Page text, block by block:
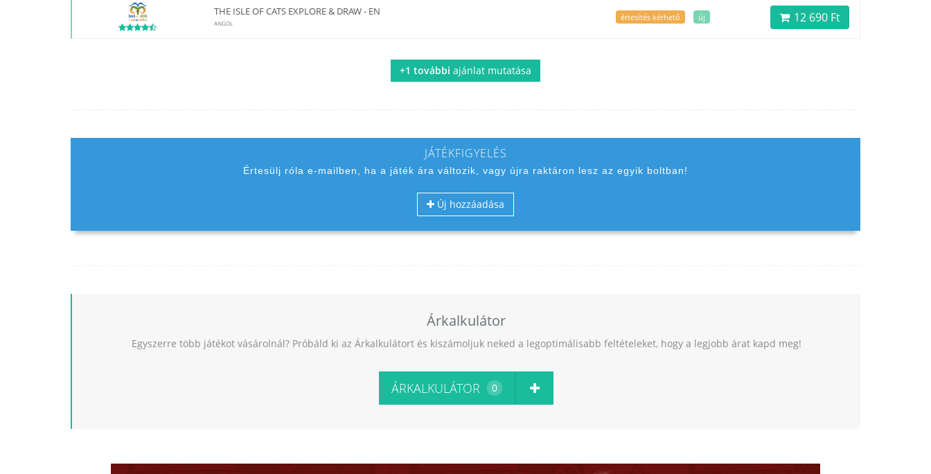
THE ISLE OF CATS EXPLORE & DRAW - EN
ANGOL
értesítés kérhető új 12 690 Ft
+1 további ajánlat mutatása
JÁTÉKFIGYELÉS
Értesülj róla e-mailben, ha a játék ára változik, vagy újra raktáron lesz az egyik boltban!
Új hozzáadása
Árkalkulátor
Egyszerre több játékot vásárolnál? Próbáld ki az Árkalkulátort és kiszámoljuk neked a legoptimálisabb feltételeket, hogy a legjobb árat kapd meg!
ÁRKALKULÁTOR 0